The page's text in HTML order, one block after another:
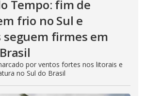
Tempo: fim de
frio no Sul e
firmes em
por ventos fortes nos litorais e
no Sul do Brasil